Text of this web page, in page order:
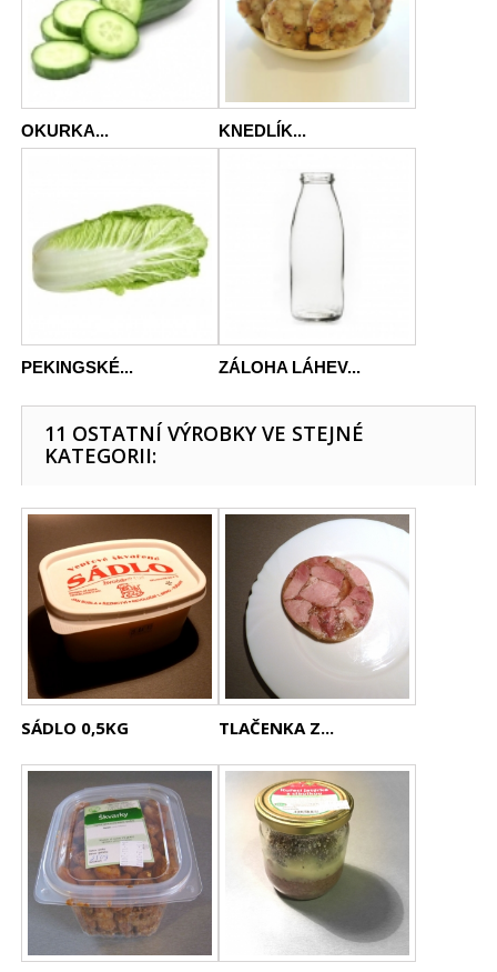
OKURKA... KNEDLÍK...
PEKINGSKÉ... ZÁLOHA LÁHEV...
11 OSTATNÍ VÝROBKY VE STEJNÉ
KATEGORII:
SÁDLO 0,5KG TLAČENKA Z...